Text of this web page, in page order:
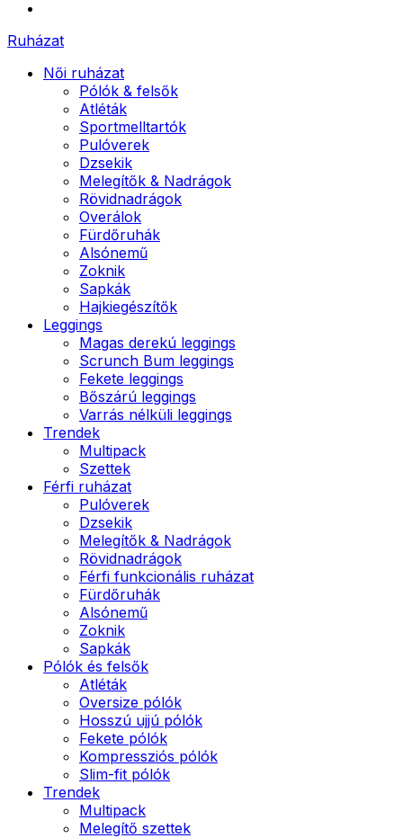
Ruházat
Női ruházat
Pólók & felsők
Atléták
Sportmelltartók
Pulóverek
Dzsekik
Melegítők & Nadrágok
Rövidnadrágok
Overálok
Fürdőruhák
Alsónemű
Zoknik
Sapkák
Hajkiegészítők
Leggings
Magas derekú leggings
Scrunch Bum leggings
Fekete leggings
Bőszárú leggings
Varrás nélküli leggings
Trendek
Multipack
Szettek
Férfi ruházat
Pulóverek
Dzsekik
Melegítők & Nadrágok
Rövidnadrágok
Férfi funkcionális ruházat
Fürdőruhák
Alsónemű
Zoknik
Sapkák
Pólók és felsők
Atléták
Oversize pólók
Hosszú ujjú pólók
Fekete pólók
Kompressziós pólók
Slim-fit pólók
Trendek
Multipack
Melegítő szettek